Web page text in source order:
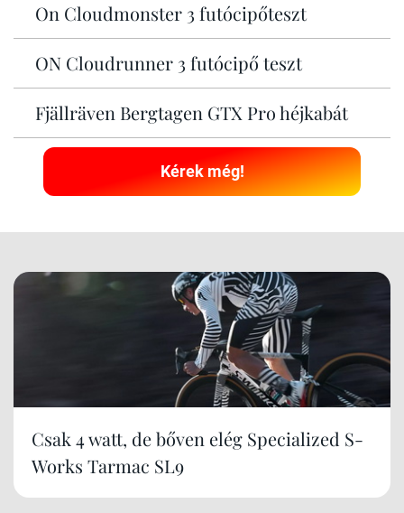
On Cloudmonster 3 futócipőteszt
ON Cloudrunner 3 futócipő teszt
Fjällräven Bergtagen GTX Pro héjkabát
Kérek még!
Csak 4 watt, de bőven elég Specialized S-
Works Tarmac SL9